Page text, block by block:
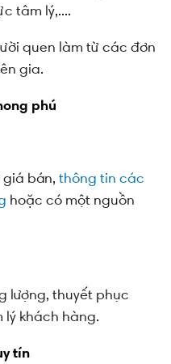
tâm lý,....
quen làm từ các đơn
gia.
phú
bán, thông tin các
hoặc có một nguồn
lượng, thuyết phục
lý khách hàng.
tín